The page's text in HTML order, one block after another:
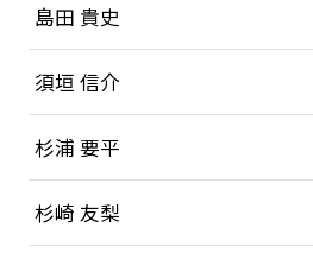
島田 貴史
須垣 信介
杉浦 要平
杉崎 友梨